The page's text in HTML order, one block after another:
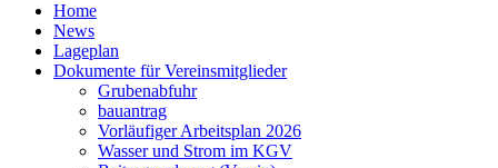
Home
News
Lageplan
Dokumente für Vereinsmitglieder
Grubenabfuhr
bauantrag
Vorläufiger Arbeitsplan 2026
Wasser und Strom im KGV